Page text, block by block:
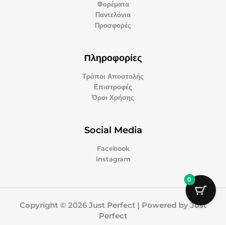
Φορέματα
Παντελόνια
Προσφορές
Πληροφορίες
Τρόποι Αποστολής
Επιστροφές
Όροι Χρήσης
Social Media
Facebook
Instagram
Copyright © 2026 Just Perfect | Powered by Just
Perfect
0